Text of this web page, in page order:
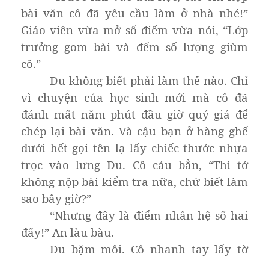
bài văn cô đã yêu cầu làm ở nhà nhé!”
Giáo viên vừa mở sổ điểm vừa nói, “Lớp
trưởng gom bài và đếm số lượng giùm
cô.”
Du không biết phải làm thế nào. Chỉ
vì chuyện của học sinh mới mà cô đã
đánh mất năm phút đầu giờ quý giá để
chép lại bài văn. Và cậu bạn ở hàng ghế
dưới hết gọi tên lạ lấy chiếc thước nhựa
trọc vào lưng Du. Cô cáu bẳn, “Thì tớ
không nộp bài kiểm tra nữa, chứ biết làm
sao bây giờ?”
“Nhưng đây là điểm nhân hệ số hai
đấy!” An làu bàu.
Du bặm môi. Cô nhanh tay lấy tờ